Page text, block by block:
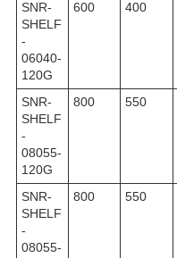
SNR-
SHELF
-
06040-
120G
600 400
SNR-
SHELF
-
08055-
120G
800 550
SNR-
SHELF
-
08055-
800 550